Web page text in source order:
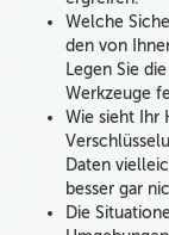
Welche
den von
Legen Sie
Werkzeuge
Wie sieht Ihr
Daten
besser gar
Die